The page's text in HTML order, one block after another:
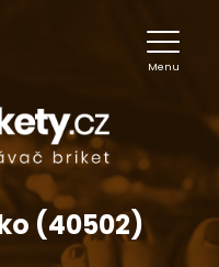
Menu
(40502)